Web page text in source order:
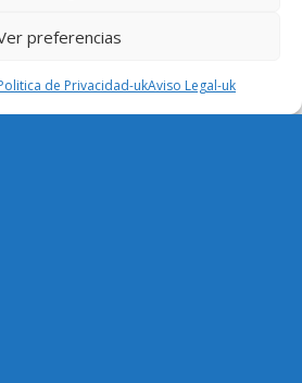
preferencias
de Privacidad-ukAviso Legal-uk